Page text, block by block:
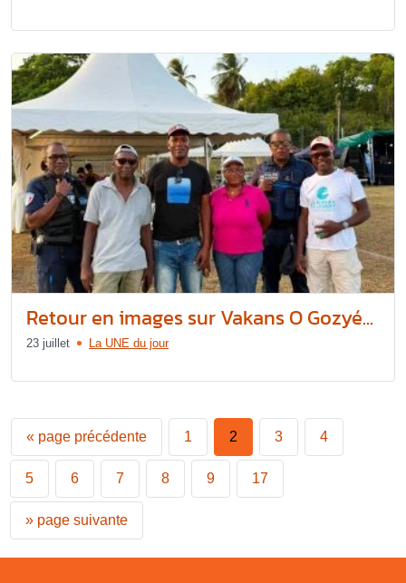
Retour en images sur Vakans O Gozyé...
23 juillet La UNE du jour
« page précédente 1 2 3 4
5 6 7 8 9 17
» page suivante